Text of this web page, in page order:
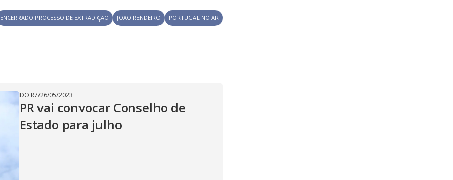
ENCERRADO PROCESSO DE EXTRADIÇÃO JOÃO RENDEIRO PORTUGAL NO AR
DO R7/26/05/2023
PR vai convocar Conselho de
Estado para julho